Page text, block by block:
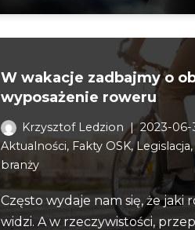
W wakacje zadbajmy o
wyposażenie roweru
Krzysztof Ledzion
2023-06-
Aktualności, Fakty OSK,Legislacja
branży
Często wydaje nam się, że jaki
widzi. A w rzeczywistości,